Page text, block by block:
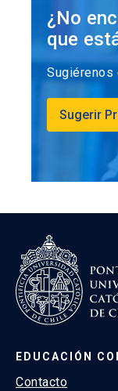
¿No
que
Sugiérenos
Sugerir
EDUCACIÓN
Contacto